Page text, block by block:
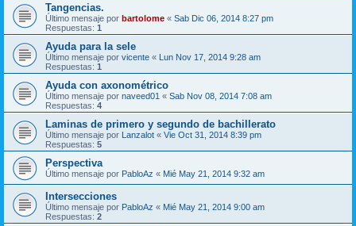
Tangencias.
Último mensaje por bartolome « Sab Dic 06, 2014 8:27 pm
Respuestas: 1
Ayuda para la sele
Último mensaje por vicente « Lun Nov 17, 2014 9:28 am
Respuestas: 1
Ayuda con axonométrico
Último mensaje por naveed01 « Sab Nov 08, 2014 7:08 am
Respuestas: 4
Laminas de primero y segundo de bachillerato
Último mensaje por Lanzalot « Vie Oct 31, 2014 8:39 pm
Respuestas: 5
Perspectiva
Último mensaje por PabloAz « Mié May 21, 2014 9:32 am
Intersecciones
Último mensaje por PabloAz « Mié May 21, 2014 9:00 am
Respuestas: 2